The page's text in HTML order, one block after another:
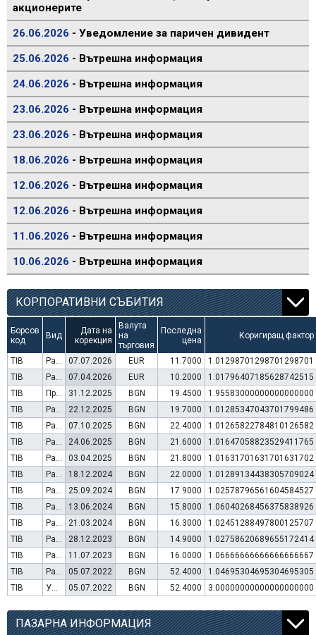
акционерите
26.06.2026 - Уведомление за паричен дивидент
25.06.2026 - Вътрешна информация
24.06.2026 - Вътрешна информация
23.06.2026 - Вътрешна информация
23.06.2026 - Вътрешна информация
18.06.2026 - Вътрешна информация
12.06.2026 - Вътрешна информация
12.06.2026 - Вътрешна информация
11.06.2026 - Вътрешна информация
10.06.2026 - Вътрешна информация
КОРПОРАТИВНИ СЪБИТИЯ
Борсов
код
Вид
Дата на
корекция
Валута
на
търговия
Последна
цена
Коригиращ фактор
TIB Раздаване на дивидент 07.07.2026 EUR 11.7000
1.01298701298701298701
TIB
Раздаване на дивидент 07.04.2026 EUR 10.2000
1.01796407185628742515
TIB
Преминаване към търговия в Евро 31.12.2025 BGN 19.4500
1.95583000000000000000
TIB
Раздаване на дивидент 22.12.2025 BGN 19.7000
1.01285347043701799486
TIB
Раздаване на дивидент 07.10.2025 BGN 22.4000
1.01265822784810126582
TIB
Раздаване на дивидент 24.06.2025 BGN 21.6000
1.01647058823529411765
TIB
Раздаване на дивидент 03.04.2025 BGN 21.8000
1.01631701631701631702
TIB
Раздаване на дивидент 18.12.2024 BGN 22.0000
1.01289134438305709024
TIB
Раздаване на дивидент 25.09.2024 BGN 17.9000
1.02578796561604584527
TIB
Раздаване на дивидент 13.06.2024 BGN 15.8000
1.06040268456375838926
TIB
Раздаване на дивидент 21.03.2024 BGN 16.3000
1.02451288497800125707
TIB
Раздаване на дивидент 28.12.2023 BGN 14.9000
1.02758620689655172414
TIB
Раздаване на дивидент 11.07.2023 BGN 16.0000
1.06666666666666666667
TIB
Раздаване на дивидент 05.07.2022 BGN 52.4000
1.04695304695304695305
TIB
Увеличение на капитал (резерви) 05.07.2022 BGN 52.4000 3.00000000000000000000
ПАЗАРНА ИНФОРМАЦИЯ